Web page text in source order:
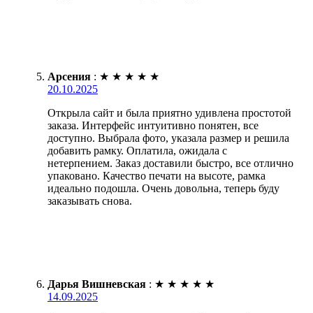
Арсения : ★ ★ ★ ★ ★
20.10.2025
Открыла сайт и была приятно удивлена простотой
заказа. Интерфейс интуитивно понятен, все
доступно. Выбрала фото, указала размер и решила
добавить рамку. Оплатила, ожидала с
нетерпением. Заказ доставили быстро, все отлично
упаковано. Качество печати на высоте, рамка
идеально подошла. Очень довольна, теперь буду
заказывать снова.
Дарья Вишневская : ★ ★ ★ ★ ★
14.09.2025